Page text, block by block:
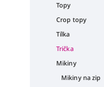
Topy
Crop topy
Tílka
Trička
Mikiny
Mikiny na zip